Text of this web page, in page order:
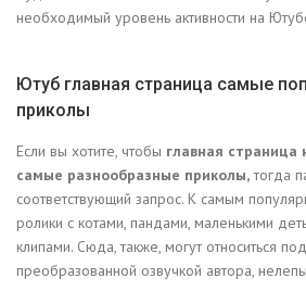
необходимый уровень активности на
Ютуб главная страница самые
приколы
Если вы хотите, чтобы главная
самые разнообразные приколы,тогда
соответствующий запрос. К самым
ролики с котами, пандами, маленькими
клипами. Сюда, также, могут относиться
преобразованной озвучкой автора,